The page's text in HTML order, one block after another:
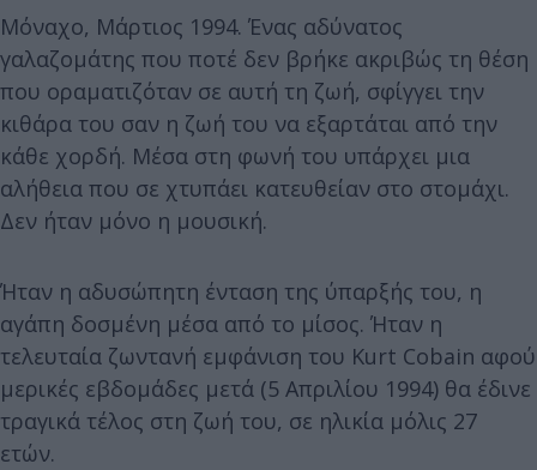
Μόναχο, Μάρτιος 1994. Ένας αδύνατος
γαλαζομάτης που ποτέ δεν βρήκε ακριβώς τη θέση
που οραματιζόταν σε αυτή τη ζωή, σφίγγει την
κιθάρα του σαν η ζωή του να εξαρτάται από την
κάθε χορδή. Μέσα στη φωνή του υπάρχει μια
αλήθεια που σε χτυπάει κατευθείαν στο στομάχι.
Δεν ήταν μόνο η μουσική.
Ήταν η αδυσώπητη ένταση της ύπαρξής του, η
αγάπη δοσμένη μέσα από το μίσος. Ήταν η
τελευταία ζωντανή εμφάνιση του Kurt Cobain αφού
μερικές εβδομάδες μετά (5 Απριλίου 1994) θα έδινε
τραγικά τέλος στη ζωή του, σε ηλικία μόλις 27
ετών.